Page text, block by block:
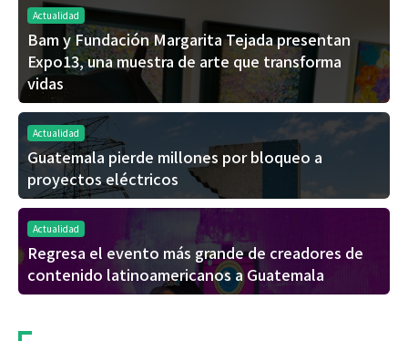
Actualidad
Bam y Fundación Margarita Tejada presentan
Expo13, una muestra de arte que transforma
vidas
Actualidad
Guatemala pierde millones por bloqueo a
proyectos eléctricos
Actualidad
Regresa el evento más grande de creadores de
contenido latinoamericanos a Guatemala